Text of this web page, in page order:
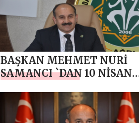
BAŞKAN MEHMET NURİ
SAMANCI `DAN 10 NİSAN